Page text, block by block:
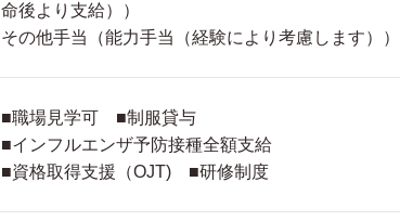
命後より支給））
その他手当（能力手当（経験により考慮します））
■職場見学可 ■制服貸与
■インフルエンザ予防接種全額支給
■資格取得支援（OJT) ■研修制度